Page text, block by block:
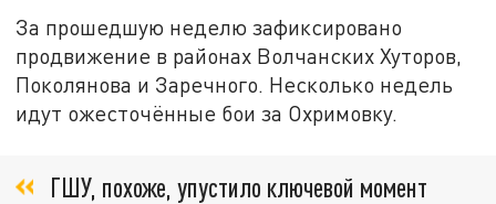
За прошедшую неделю зафиксировано
продвижение в районах Волчанских Хуторов,
Поколянова и Заречного. Несколько недель
идут ожесточённые бои за Охримовку.
ГШУ, похоже, упустило ключевой момент